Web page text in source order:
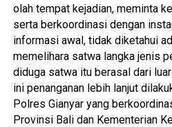
olah tempat kejadian, meminta
serta berkoordinasi dengan
informasi awal, tidak diketahui
memelihara satwa langka jenis
diduga satwa itu berasal dari
ini penanganan lebih lanjut
Polres Gianyar yang
Provinsi Bali dan Kementerian